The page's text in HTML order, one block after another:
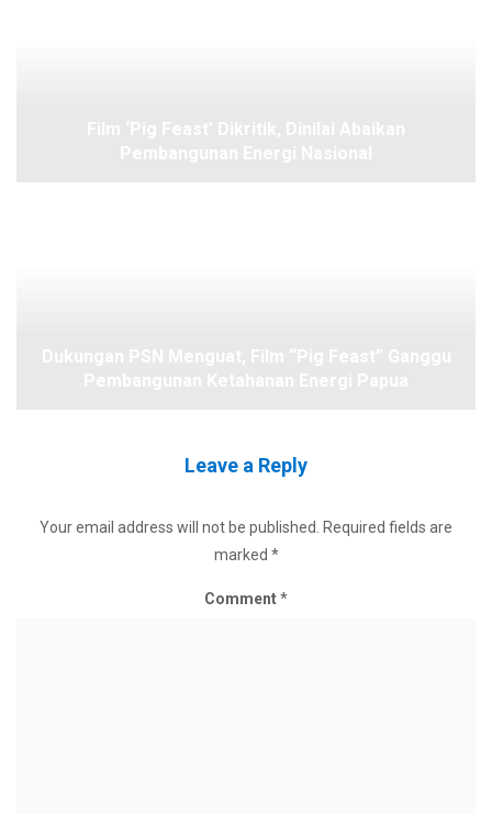
Leave a Reply
Your email address will not be published. Required fields are
marked *
Comment*